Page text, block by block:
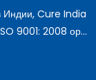
Индии, Cure India
9001: 2008 ор...